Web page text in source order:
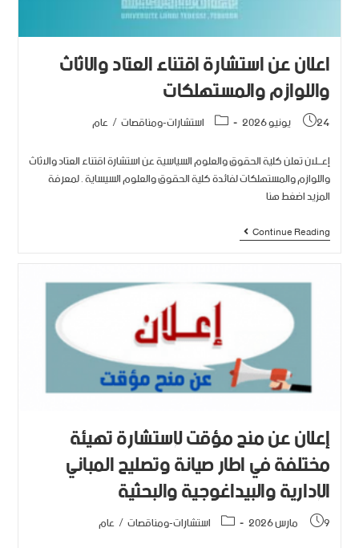
اعلان عن استشارة اقتناء العتاد والاثاث
واللوازم والمستهلكات
24 يونيو 2026 استشارات-ومناقصات/عام
إعـــلان تعلن كلية الحقوق والعلوم السياسية عن استشارة اقتناء العتاد والاثاث
واللوازم والمستهلكات لفائدة كلية الحقوق والعلوم السيساية . لمعرفة
المزيد اضغط هنا
Continue Reading
إعلان عن منح مؤقت لإستشارة تهيئة
مختلفة في اطار صيانة وتصليح المباني
الإدارية والبيداغوجية والبحثية‎
9 مارس 2026 استشارات-ومناقصات/عام